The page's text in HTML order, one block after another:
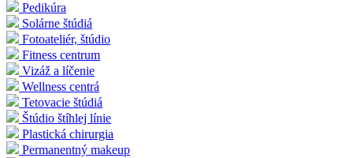
Pedikúra
Solárne štúdiá
Fotoateliér, štúdio
Fitness centrum
Vizáž a líčenie
Wellness centrá
Tetovacie štúdiá
Štúdio štíhlej línie
Plastická chirurgia
Permanentný makeup